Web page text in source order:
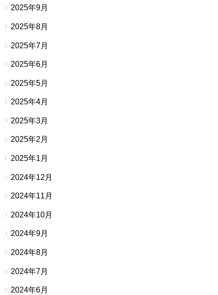
2025年9月
2025年8月
2025年7月
2025年6月
2025年5月
2025年4月
2025年3月
2025年2月
2025年1月
2024年12月
2024年11月
2024年10月
2024年9月
2024年8月
2024年7月
2024年6月